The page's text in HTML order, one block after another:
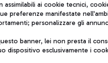
ai cookie tecnici,
preferenze manifestate
personalizzare gli
banner, lei non presta il
dispositivo esclusivamente i